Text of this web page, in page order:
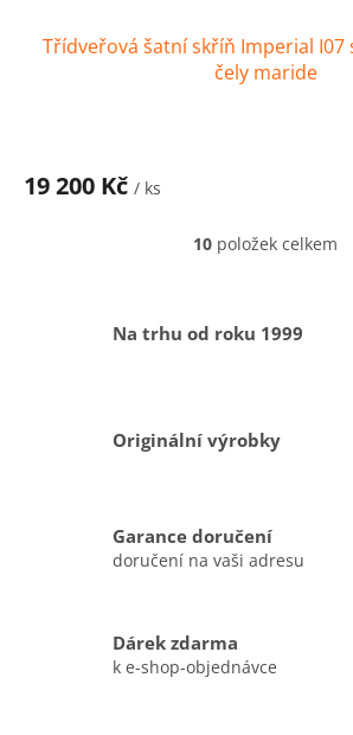
Třídveřová šatní skříň Imperial I07
čely maride
19 200 Kč / ks
O
á
d
p
r
y
v
ý
u
10 položek celkem
Na trhu od roku 1999
Originální výrobky
Garance doručení
doručení na vaši adresu
Dárek zdarma
k e-shop-objednávce